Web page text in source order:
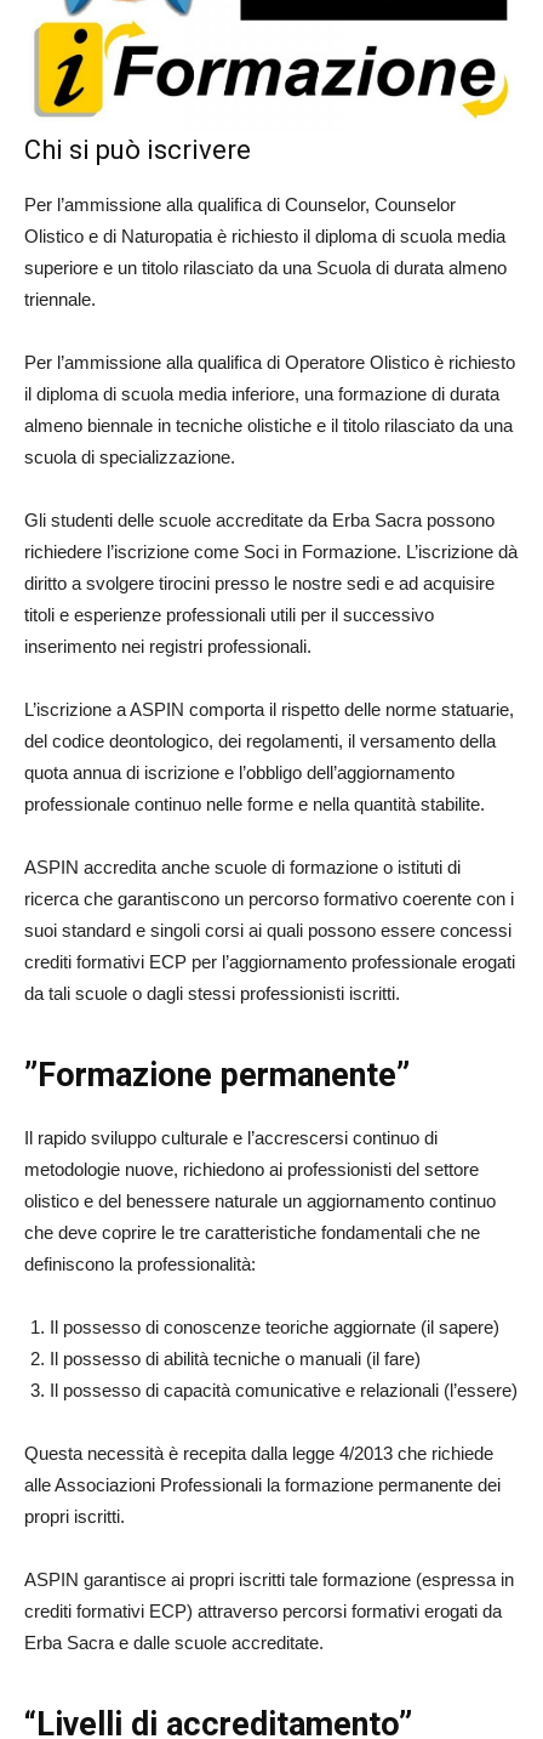
Chi si può iscrivere
Per l’ammissione alla qualifica di Counselor, Counselor
Olistico e di Naturopatia è richiesto il diploma di scuola media
superiore e un titolo rilasciato da una Scuola di durata almeno
triennale.
Per l’ammissione alla qualifica di Operatore Olistico è richiesto
il diploma di scuola media inferiore, una formazione di durata
almeno biennale in tecniche olistiche e il titolo rilasciato da una
scuola di specializzazione.
Gli studenti delle scuole accreditate da Erba Sacra possono
richiedere l’iscrizione come Soci in Formazione. L’iscrizione dà
diritto a svolgere tirocini presso le nostre sedi e ad acquisire
titoli e esperienze professionali utili per il successivo
inserimento nei registri professionali.
L’iscrizione a ASPIN comporta il rispetto delle norme statuarie,
del codice deontologico, dei regolamenti, il versamento della
quota annua di iscrizione e l’obbligo dell’aggiornamento
professionale continuo nelle forme e nella quantità stabilite.
ASPIN accredita anche scuole di formazione o istituti di
ricerca che garantiscono un percorso formativo coerente con i
suoi standard e singoli corsi ai quali possono essere concessi
crediti formativi ECP per l’aggiornamento professionale erogati
da tali scuole o dagli stessi professionisti iscritti.
”Formazione permanente”
Il rapido sviluppo culturale e l’accrescersi continuo di
metodologie nuove, richiedono ai professionisti del settore
olistico e del benessere naturale un aggiornamento continuo
che deve coprire le tre caratteristiche fondamentali che ne
definiscono la professionalità:
Il possesso di conoscenze teoriche aggiornate (il sapere)
Il possesso di abilità tecniche o manuali (il fare)
Il possesso di capacità comunicative e relazionali (l’essere)
Questa necessità è recepita dalla legge 4/2013 che richiede
alle Associazioni Professionali la formazione permanente dei
propri iscritti.
ASPIN garantisce ai propri iscritti tale formazione (espressa in
crediti formativi ECP) attraverso percorsi formativi erogati da
Erba Sacra e dalle scuole accreditate.
“Livelli di accreditamento”